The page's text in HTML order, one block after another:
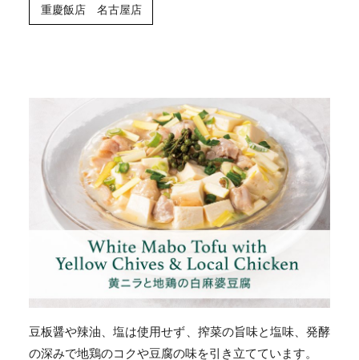
重慶飯店 名古屋店
豆板醤や辣油、塩は使用せず、搾菜の旨味と塩味、発酵
の深みで地鶏のコクや豆腐の味を引き立てています。